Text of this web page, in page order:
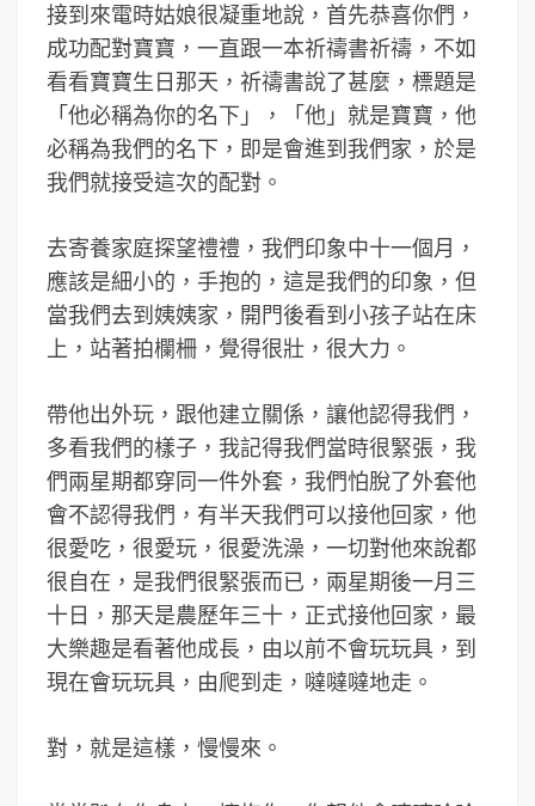
接到來電時姑娘很凝重地說，首先恭喜你們，
成功配對寶寶，一直跟一本祈禱書祈禱，不如
看看寶寶生日那天，祈禱書說了甚麼，標題是
「他必稱為你的名下」，「他」就是寶寶，他
必稱為我們的名下，即是會進到我們家，於是
我們就接受這次的配對。
去寄養家庭探望禮禮，我們印象中十一個月，
應該是細小的，手抱的，這是我們的印象，但
當我們去到姨姨家，開門後看到小孩子站在床
上，站著拍欄柵，覺得很壯，很大力。
帶他出外玩，跟他建立關係，讓他認得我們，
多看我們的樣子，我記得我們當時很緊張，我
們兩星期都穿同一件外套，我們怕脫了外套他
會不認得我們，有半天我們可以接他回家，他
很愛吃，很愛玩，很愛洗澡，一切對他來說都
很自在，是我們很緊張而已，兩星期後一月三
十日，那天是農歷年三十，正式接他回家，最
大樂趣是看著他成長，由以前不會玩玩具，到
現在會玩玩具，由爬到走，噠噠噠地走。
對，就是這樣，慢慢來。